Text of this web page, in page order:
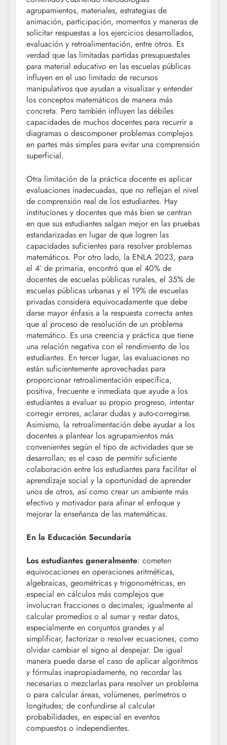
agrupamientos, materiales, estrategias de
animación, participación, momentos y maneras de
solicitar respuestas a los ejercicios desarrollados,
evaluación y retroalimentación, entre otros. Es
verdad que las limitadas partidas presupuestales
para material educativo en las escuelas públicas
influyen en el uso limitado de recursos
manipulativos que ayudan a visualizar y entender
los conceptos matemáticos de manera más
concreta. Pero también influyen las débiles
capacidades de muchos docentes para recurrir a
diagramas o descomponer problemas complejos
en partes más simples para evitar una comprensión
superficial.
Otra limitación de la práctica docente es aplicar
evaluaciones inadecuadas, que no reflejan el nivel
de comprensión real de los estudiantes. Hay
instituciones y docentes que más bien se centran
en que sus estudiantes salgan mejor en las pruebas
estandarizadas en lugar de que logren las
capacidades suficientes para resolver problemas
matemáticos. Por otro lado, la ENLA 2023, para
el 4º de primaria, encontró que el 40% de
docentes de escuelas públicas rurales, el 35% de
escuelas públicas urbanas y el 19% de escuelas
privadas considera equivocadamente que debe
darse mayor énfasis a la respuesta correcta antes
que al proceso de resolución de un problema
matemático. Es una creencia y práctica que tiene
una relación negativa con el rendimiento de los
estudiantes. En tercer lugar, las evaluaciones no
están suficientemente aprovechadas para
proporcionar retroalimentación específica,
positiva, frecuente e inmediata que ayude a los
estudiantes a evaluar su propio progreso, intentar
corregir errores, aclarar dudas y auto-corregirse.
Asimismo, la retroalimentación debe ayudar a los
docentes a plantear los agrupamientos más
convenientes según el tipo de actividades que se
desarrollan; es el caso de permitir suficiente
colaboración entre los estudiantes para facilitar el
aprendizaje social y la oportunidad de aprender
unos de otros, así como crear un ambiente más
efectivo y motivador para afinar el enfoque y
mejorar la enseñanza de las matemáticas.
En la Educación Secundaria
Los estudiantes generalmente: cometen
equivocaciones en operaciones aritméticas,
algebraicas, geométricas y trigonométricas, en
especial en cálculos más complejos que
involucran fracciones o decimales; igualmente al
calcular promedios o al sumar y restar datos,
especialmente en conjuntos grandes y al
simplificar, factorizar o resolver ecuaciones, como
olvidar cambiar el signo al despejar. De igual
manera puede darse el caso de aplicar algoritmos
y fórmulas inapropiadamente, no recordar las
necesarias o mezclarlas para resolver un problema
o para calcular áreas, volúmenes, perímetros o
longitudes; de confundirse al calcular
probabilidades, en especial en eventos
compuestos o independientes.